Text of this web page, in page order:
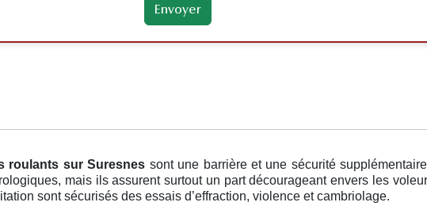
roulants sur Suresnes sont une barrière et une sécurité
mais ils assurent surtout un part décourageant envers les
sont sécurisés des essais d’effraction, violence et cambriolage.